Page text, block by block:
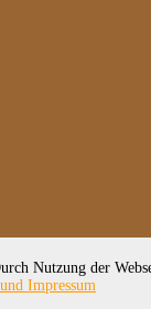
Nutzung der
Impressum